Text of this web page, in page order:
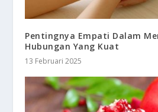
Pentingnya Empati Dalam
Hubungan Yang Kuat
13 Februari 2025